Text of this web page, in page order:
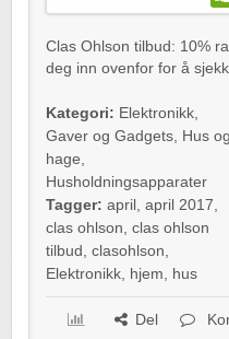
Clas Ohlson tilbud: 10%
deg inn ovenfor for å
Kategori: Elektronikk,
Gaver og Gadgets, Hus og
hage,
Husholdningsapparater
Tagger: april , april 2017,
clas ohlson, clas ohlson
tilbud , clasohlson,
Elektronikk, hjem, hus
Del